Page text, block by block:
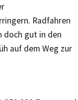
Radfahren
doch gut in den
auf dem Weg zur